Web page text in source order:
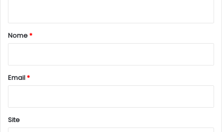
r
*
Nome*
Email*
Site